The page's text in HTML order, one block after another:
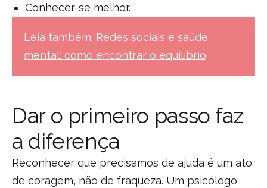
Conhecer-se melhor.
Leia também: Redes sociais e saúde
mental: como encontrar o equilíbrio
Dar o primeiro passo faz
a diferença
Reconhecer que precisamos de ajuda é um ato
de coragem, não de fraqueza. Um psicólogo